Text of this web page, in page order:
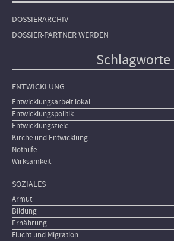
DOSSIERARCHIV
DOSSIER-PARTNER WERDEN
Schlagworte
ENTWICKLUNG
Entwicklungsarbeit lokal
Entwicklungspolitik
Entwicklungsziele
Kirche und Entwicklung
Nothilfe
Wirksamkeit
SOZIALES
Armut
Bildung
Ernährung
Flucht und Migration